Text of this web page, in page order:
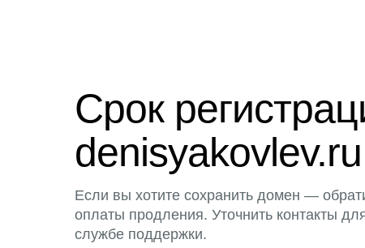
Срок
Если вы хотите сохранить домен —
оплаты продления. Уточнить контакты
службе поддержки.